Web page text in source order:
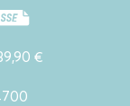
€